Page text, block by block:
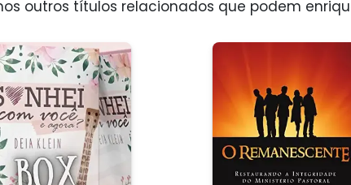
outros títulos relacionados que podem